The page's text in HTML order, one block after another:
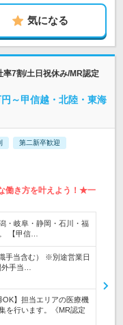
気になる
率7割/土日祝休み/MR認定
～甲信越・北陸・東海
第二新卒歓迎
働き方を叶えよう！★一
・岐阜・静岡・石川・福
【甲信…
手当含む） ※別途営業日
手当…
OK】担当エリアの医療機
を行います。《MR認定